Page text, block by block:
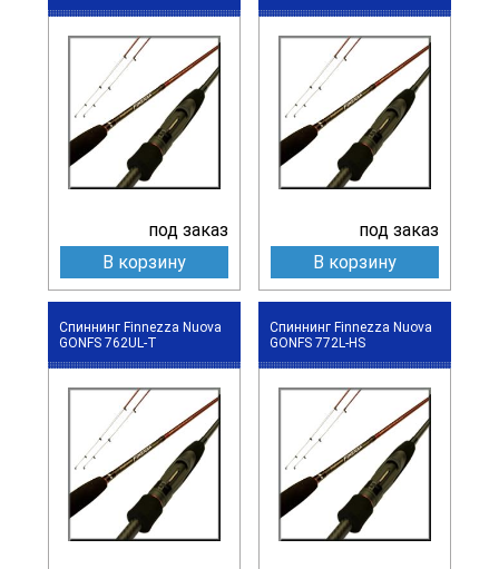
под заказ
В корзину
под заказ
В корзину
Спиннинг Finnezza Nuova
GONFS 762UL-T
Спиннинг Finnezza Nuova
GONFS 772L-HS